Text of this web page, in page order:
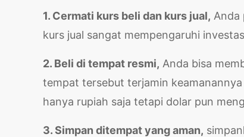
1. Cermati kurs beli dan kurs jual, Anda
kurs jual sangat mempengaruhi
2. Beli di tempat resmi, Anda bisa
tempat tersebut terjamin
hanya rupiah saja tetapi dolar pun
3. Simpan ditempat yang aman,